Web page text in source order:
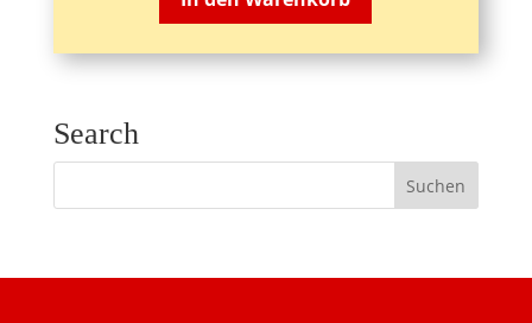
Search